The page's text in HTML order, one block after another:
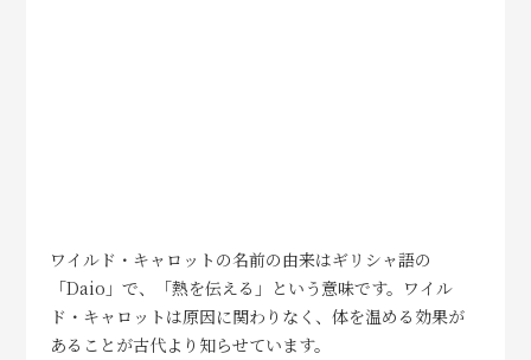
ワイルド・キャロットの名前の由来はギリシャ語の
「Daio」で、「熱を伝える」という意味です。ワイル
ド・キャロットは原因に関わりなく、体を温める効果が
あることが古代より知らせています。